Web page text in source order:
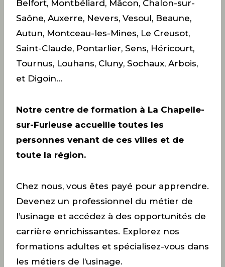
Belfort, Montbéliard, Mâcon, Chalon-sur-
Saône, Auxerre, Nevers, Vesoul, Beaune,
Autun, Montceau-les-Mines, Le Creusot,
Saint-Claude, Pontarlier, Sens, Héricourt,
Tournus, Louhans, Cluny, Sochaux, Arbois,
et Digoin…
Notre centre de formation à La Chapelle-
sur-Furieuse accueille toutes les
personnes venant de ces villes et de
toute la région.
Chez nous, vous êtes payé pour apprendre.
Devenez un professionnel du métier de
l’usinage et accédez à des opportunités de
carrière enrichissantes. Explorez nos
formations adultes et spécialisez-vous dans
les métiers de l’usinage.